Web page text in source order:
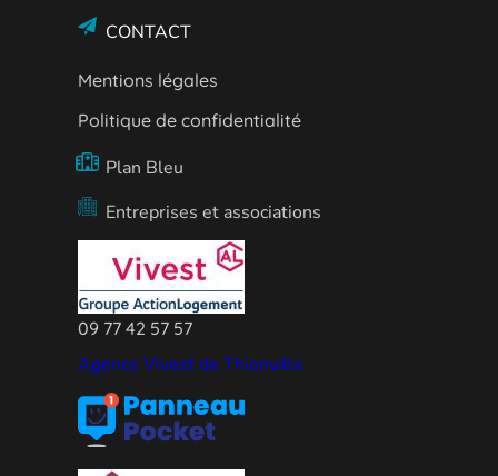
CONTACT
Mentions légales
Politique de confidentialité
Plan Bleu
Entreprises et associations
09 77 42 57 57
Agence Vivest de Thionville